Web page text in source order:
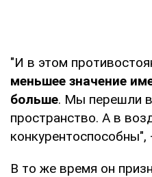
"И в этом
меньшее значение
больше. Мы перешли
пространство. А в
конкурентоспособны",
В то же время он